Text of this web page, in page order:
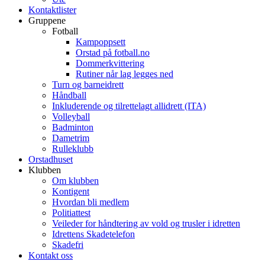
Kontaktlister
Gruppene
Fotball
Kampoppsett
Orstad på fotball.no
Dommerkvittering
Rutiner når lag legges ned
Turn og barneidrett
Håndball
Inkluderende og tilrettelagt allidrett (ITA)
Volleyball
Badminton
Dametrim
Rulleklubb
Orstadhuset
Klubben
Om klubben
Kontigent
Hvordan bli medlem
Politiattest
Veileder for håndtering av vold og trusler i idretten
Idrettens Skadetelefon
Skadefri
Kontakt oss